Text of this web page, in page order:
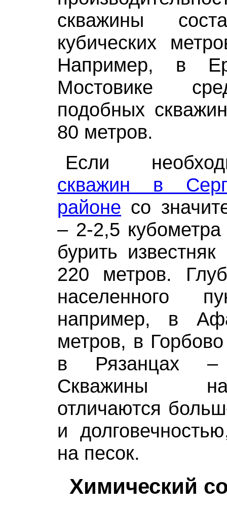
скважины
кубических
Например, в
Мостовике
подобных
80 метров.
Если
скважин в
районе со
– 2-2,5
бурить
220 метров.
населенного
например, в
метров, в
в Рязанцах
Скважины
отличаются
и
на песок.
Химический